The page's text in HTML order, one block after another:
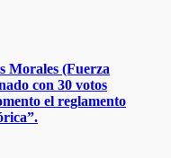
Morales (Fuerza
con 30 votos
el reglamento